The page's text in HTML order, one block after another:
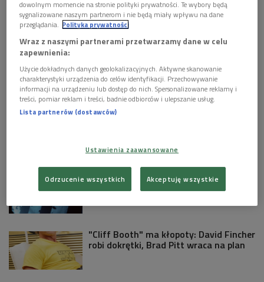
genialnych przepisów".
***
Na"Drogę przez mąkę"
13.00 zaprasza Łukasz Modelski.
jp/mko
KULTURA W POLSKIM RADIU:
Grand Press Photo 2026 - wystawa w
Muzeum Gazowni Warszawskiej
"Cliff Booth" ma kłopoty: David Fincher
robi dokrętki, Brad Pitt wraca na plan
dowolnym momencie na stronie polityki prywatności. Te wybory będą
sygnalizowane naszym partnerom i nie będą miały wpływu na dane
przeglądania. Polityka prywatności
Wraz z naszymi partnerami przetwarzamy dane w celu
zapewnienia:
Użycie dokładnych danych geolokalizacyjnych. Aktywne skanowanie
charakterystyki urządzenia do celów identyfikacji. Przechowywanie
informacji na urządzeniu lub dostęp do nich. Spersonalizowane reklamy i
treści, pomiar reklam i treści, badnie odbiorców i ulepszanie usług.
Lista partnerów (dostawców)
Ustawienia zaawansowane
Odrzucenie wszystkich Akceptuję wszystkie